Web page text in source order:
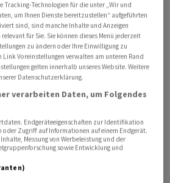
am Mittwoch nach ihrer
Zunehmende
den Vereinigten Staaten und
Ölpreiseund neue
Präsident Donald Trump sorgen
rosige Nachrichtenlage. Nur dem
Auftakt erneut ein Rekord.
0,14 Prozent auf 30.618,21
Tracking-Technologien für die unter „Wir und
um Ihnen Dienste bereitzustellen“ aufgeführten
sind, sind manche Inhalte und Anzeigen
für Sie. Sie können dieses Menü jederzeit
zu ändern oder Ihre Einwilligung zu
Voreinstellungen verwalten am unteren Rand
gelten innerhalb unseres Website. Weitere
Datenschutzerklärung.
verarbeiten Daten, um Folgendes
Endgeräteeigenschaften zur Identifikation
oder Zugriff auf Informationen auf einem Endgerät.
Messung von Werbeleistung und der
sowie Entwicklung und